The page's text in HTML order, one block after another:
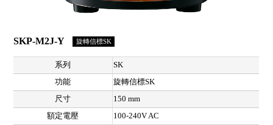
SKP-M2J-Y 旋轉信標SK
系列
SK
功能
旋轉信標SK
尺寸
150 mm
額定電壓
100-240V AC